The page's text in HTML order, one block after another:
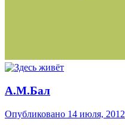
А.М.Бал
Опубликовано 14 июля, 2012